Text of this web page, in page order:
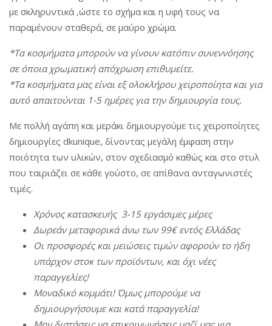
n
με σκληρυντικά ,ώστε το σχήμα και η υφή τους να
παραμένουν σταθερά, σε μαύρο χρώμα.
*Τα κοσμήματα μπορούν να γίνουν κατόπιν συνεννόησης
σε όποια χρωματική απόχρωση επιθυμείτε.
*Τα κοσμήματα μας είναι εξ ολοκλήρου χειροποίητα και για
αυτό απαιτούνται 1-5 ημέρες για την δημιουργία τους.
Με πολλή αγάπη και μεράκι δημιουργούμε τις χειροποίητες
δημιουργίες dkunique, δίνοντας μεγάλη έμφαση στην
ποιότητα των υλικών, στον σχεδιασμό καθώς και στο στυλ
που ταιριάζει σε κάθε γούστο, σε απίθανα ανταγωνιστές
τιμές.
Χρόνος κατασκευής 3-15 εργάσιμες μέρες
Δωρεάν μεταφορικά άνω των99€εντός Ελλάδας
Οι προσφορές και μειώσεις τιμών αφορούν το ήδη
υπάρχον στοκ τωνπροϊόντων, και όχι νέες
παραγγελίες!
Μοναδικό κομμάτι! Όμως μπορούμε να
δημιουργήσουμε και κατάπαραγγελία!